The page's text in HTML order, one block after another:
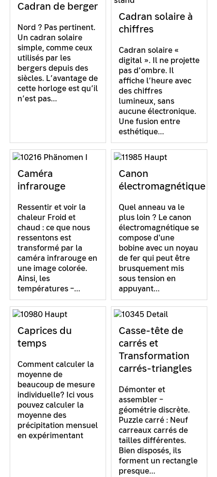
Cadran de berger
Nord ? Pas pertinent.
Un cadran solaire
simple, comme ceux
utilisés par les
bergers depuis des
siècles. L’avantage de
cette horloge est qu’il
n’est pas…
Cadran solaire à
chiffres
Cadran solaire «
digital ». Il ne projette
pas d’ombre. Il
affiche l’heure avec
des chiffres
lumineux, sans
aucune électronique.
Une fusion entre
esthétique…
Caméra
infrarouge
Ressentir et voir la
chaleur Froid et
chaud : ce que nous
ressentons est
transformé par la
caméra infrarouge en
une image colorée.
Ainsi, les
températures –…
Canon
électromagnétique
Quel anneau va le
plus loin ? Le canon
électromagnétique se
compose d'une
bobine avec un noyau
de fer qui peut être
brusquement mis
sous tension en
appuyant…
Caprices du
temps
Comment calculer la
moyenne de
beaucoup de mesure
individuelle? Ici vous
pouvez calculer la
moyenne des
précipitation mensuel
en expérimentant
Casse-tête de
carrés et
Transformation
carrés-triangles
Démonter et
assembler –
géométrie discrète.
Puzzle carré : Neuf
carreaux carrés de
tailles différentes.
Bien disposés, ils
forment un rectangle
presque…